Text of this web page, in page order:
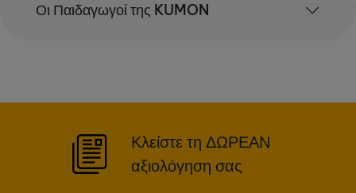
Οι Παιδαγωγοί της KUMON
Κλείστε τη ΔΩΡΕΑΝ
αξιολόγηση σας